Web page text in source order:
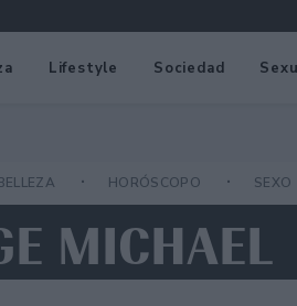
Lifestyle Sociedad
HORÓSCOPO SEXO
MICHAEL